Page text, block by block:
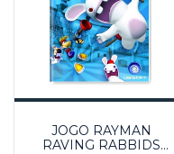
JOGO RAYMAN
RAVING RABBIDS